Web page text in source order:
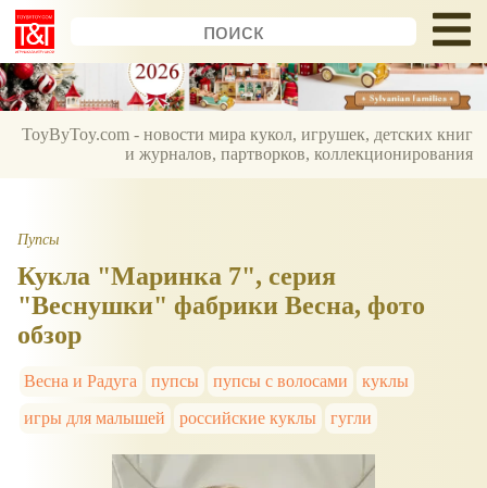
ToyByToy.com - новости мира кукол, игрушек, детских книг
и журналов, партворков, коллекционирования
Пупсы
Кукла "Маринка 7", серия
"Веснушки" фабрики Весна, фото
обзор
Весна и Радуга пупсы пупсы с волосами
куклы
игры для малышей
российские куклы гугли